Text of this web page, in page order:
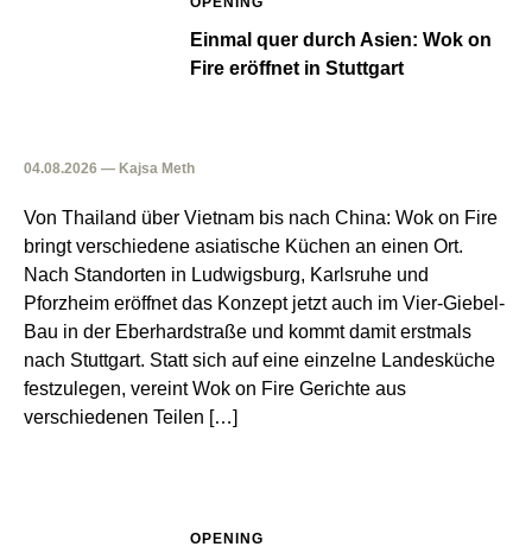
Einmal quer durch Asien: Wok on
Fire eröffnet in Stuttgart
04.08.2026 — Kajsa Meth
Von Thailand über Vietnam bis nach China: Wok on Fire
bringt verschiedene asiatische Küchen an einen Ort.
Nach Standorten in Ludwigsburg, Karlsruhe und
Pforzheim eröffnet das Konzept jetzt auch im Vier-Giebel-
Bau in der Eberhardstraße und kommt damit erstmals
nach Stuttgart. Statt sich auf eine einzelne Landesküche
festzulegen, vereint Wok on Fire Gerichte aus
verschiedenen Teilen […]
OPENING